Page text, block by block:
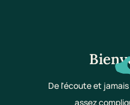
De l'écoute et
assez